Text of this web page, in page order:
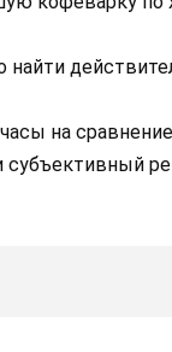
найти
на
субъективный